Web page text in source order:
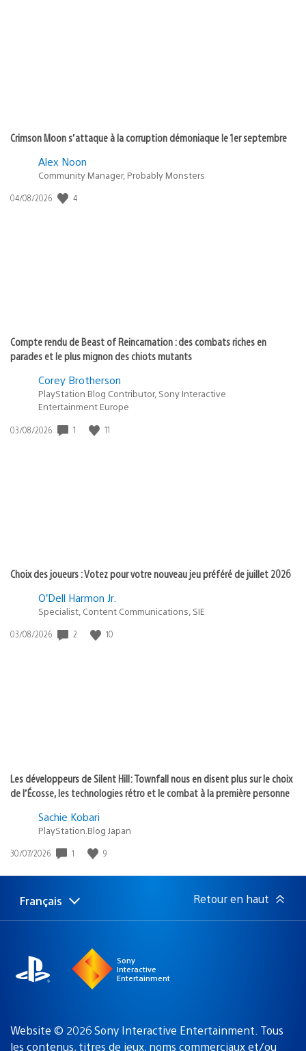
Crimson Moon s’attaque à la corruption démoniaque le 1er septembre
Alex Noon
Community Manager, Probably Monsters
Date
04/08/2026 4
Compte rendu de Beast of Reincarnation : des combats riches en
parades et le plus mignon des chiots mutants
Corey Brotherson
PlayStation Blog Contributor, Sony Interactive
Entertainment Europe
Date
03/08/2026 1 11
Choix des joueurs : Votez pour votre nouveau jeu préféré de juillet 2026
O’Dell Harmon Jr.
Specialist, Content Communications, SIE
Date
03/08/2026 2 10
Les développeurs de Silent Hill: Townfall nous en disent plus sur le choix
de l’Écosse, les technologies rétro et le combat à la première personne
Sachie Kobari
PlayStation.Blog Japan
Date
publication
30/07/2026 1 9
Choisir
une
Région
actuelle
Français Retour en haut
Sony
Interactive
Entertainment
Website © 2026 Sony Interactive Entertainment. Tous
les contenus, titres de jeux, noms commerciaux et/ou